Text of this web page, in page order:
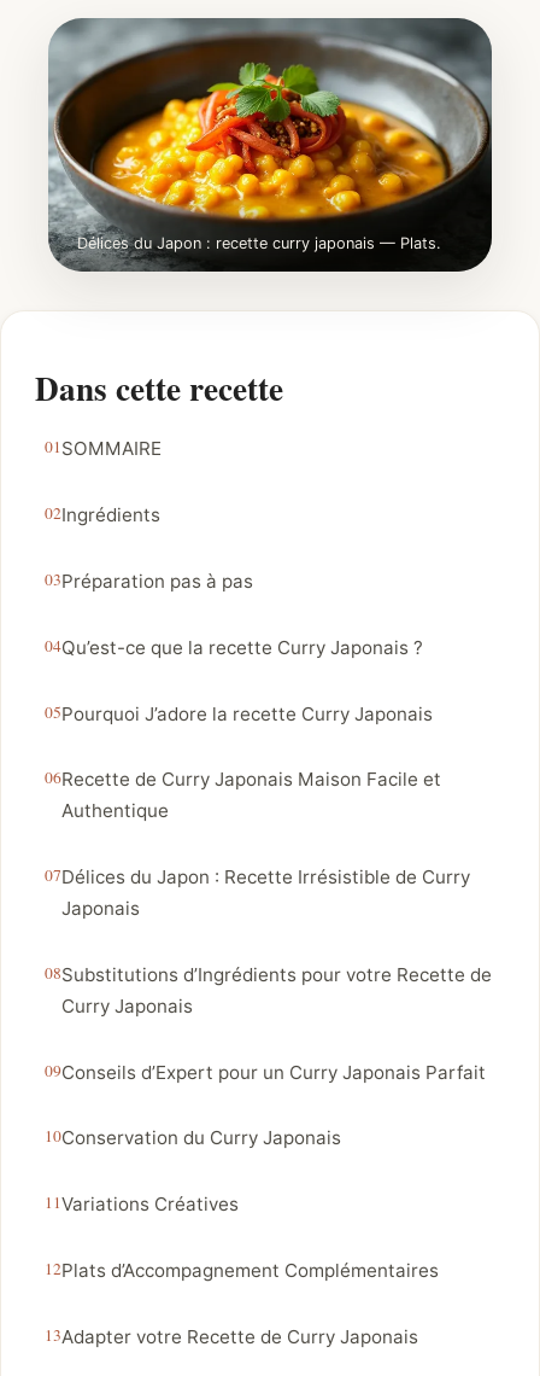
Délices du Japon : recette curry japonais — Plats.
Dans cette recette
SOMMAIRE
Ingrédients
Préparation pas à pas
Qu’est-ce que la recette Curry Japonais ?
Pourquoi J’adore la recette Curry Japonais
Recette de Curry Japonais Maison Facile et
Authentique
Délices du Japon : Recette Irrésistible de Curry
Japonais
Substitutions d’Ingrédients pour votre Recette de
Curry Japonais
Conseils d’Expert pour un Curry Japonais Parfait
Conservation du Curry Japonais
Variations Créatives
Plats d’Accompagnement Complémentaires
Adapter votre Recette de Curry Japonais